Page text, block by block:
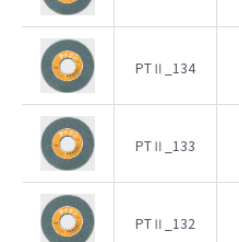
PTⅡ_134
PTⅡ_133
PTⅡ_132